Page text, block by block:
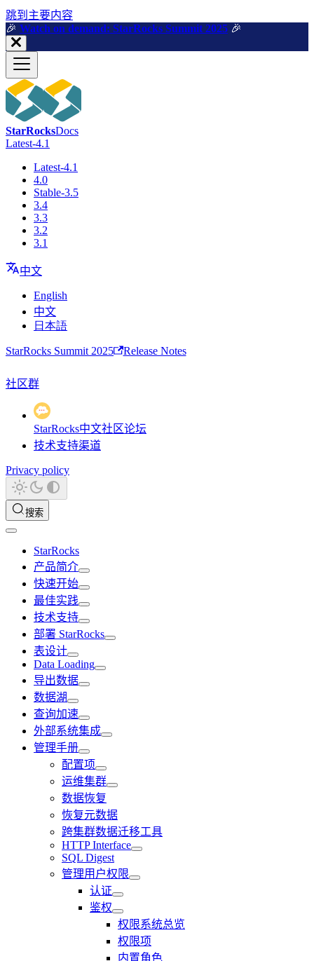
跳到主要内容
🎉️ Watch on demand: StarRocks Summit 2025 🎉️
StarRocksDocs
Latest-4.1
Latest-4.1
4.0
Stable-3.5
3.4
3.3
3.2
3.1
中文
English
中文
日本語
StarRocks Summit 2025 Release Notes
社区群
StarRocks中文社区论坛
技术支持渠道
Privacy policy
搜索
StarRocks
产品简介
快速开始
最佳实践
技术支持
部署 StarRocks
表设计
Data Loading
导出数据
数据湖
查询加速
外部系统集成
管理手册
配置项
运维集群
数据恢复
恢复元数据
跨集群数据迁移工具
HTTP Interface
SQL Digest
管理用户权限
认证
鉴权
权限系统总览
权限项
内置角色